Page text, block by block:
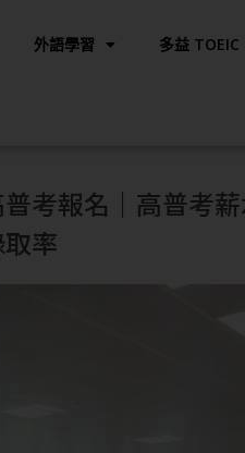
外語學習 多益 TOEIC
考報名｜高普考
率